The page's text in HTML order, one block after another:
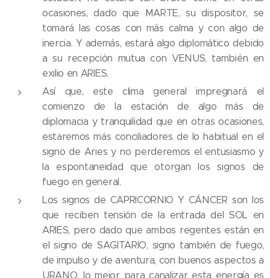
ocasiones, dado que MARTE, su dispositor, se
tomará las cosas con más calma y con algo de
inercia. Y además, estará algo diplomático debido
a su recepción mutua con VENUS, también en
exilio en ARIES.
Así que, este clima general impregnará el
comienzo de la estación de algo más de
diplomacia y tranquilidad que en otras ocasiones,
estaremos más conciliadores de lo habitual en el
signo de Aries y no perderemos el entusiasmo y
la espontaneidad que otorgan los signos de
fuego en general.
Los signos de CAPRICORNIO Y CÁNCER son los
que reciben tensión de la entrada del SOL en
ARIES, pero dado que ambos regentes están en
el signo de SAGITARIO, signo también de fuego,
de impulso y de aventura, con buenos aspectos a
URANO, lo mejor para canalizar esta energía es